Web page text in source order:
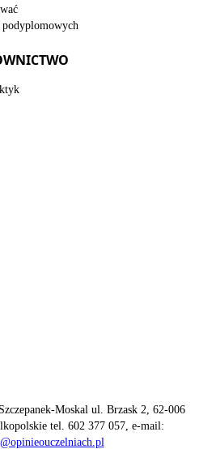
podyplomowych
Moskal ul. Brzask 2, 62-006
tel. 602 377 057, e-mail: